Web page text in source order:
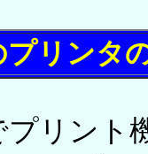
リンタ
リント